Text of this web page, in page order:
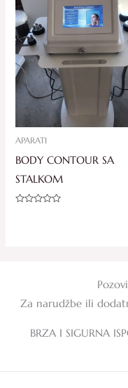
APARATI
BODY CONTOUR SA
STALKOM
Za narudžbe ili
BRZA I SIGURNA